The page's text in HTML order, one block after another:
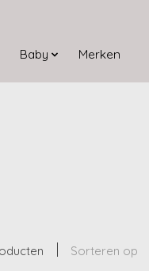
Baby Merken
Sorteren op